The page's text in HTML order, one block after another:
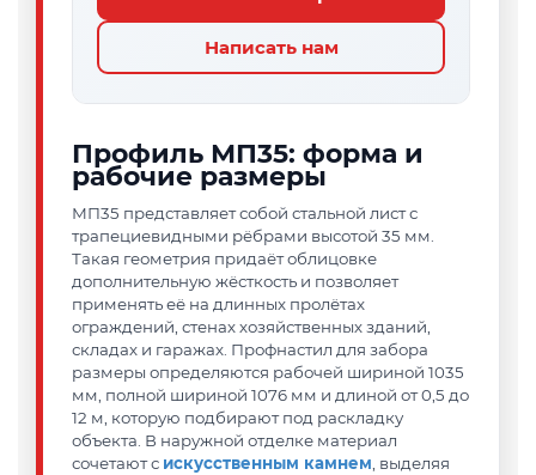
Написать нам
Профиль МП35: форма и
рабочие размеры
МП35 представляет собой стальной лист с
трапециевидными рёбрами высотой 35 мм.
Такая геометрия придаёт облицовке
дополнительную жёсткость и позволяет
применять её на длинных пролётах
ограждений, стенах хозяйственных зданий,
складах и гаражах. Профнастил для забора
размеры определяются рабочей шириной 1035
мм, полной шириной 1076 мм и длиной от 0,5 до
12 м, которую подбирают под раскладку
объекта. В наружной отделке материал
сочетают с искусственным камнем , выделяя